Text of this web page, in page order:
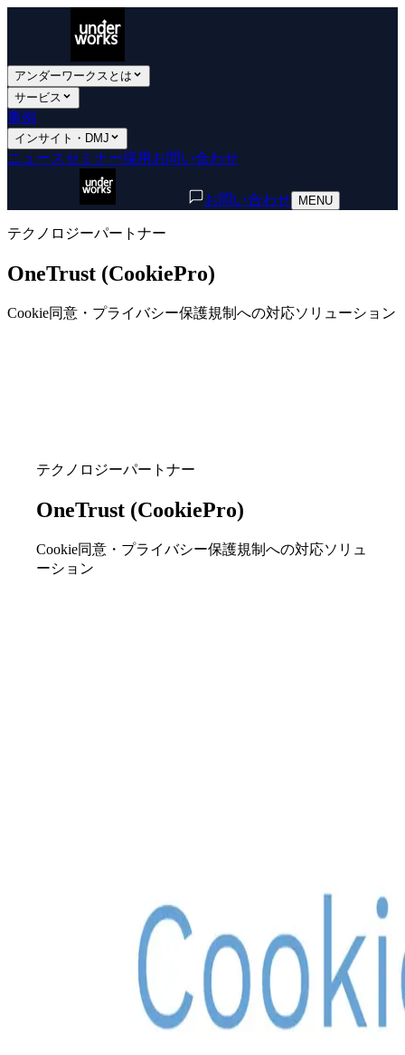
アンダーワークスとは
サービス
事例
インサイト・DMJ
ニュース セミナー採用 お問い合わせ
お問い合わせ MENU
テクノロジーパートナー
OneTrust (CookiePro)
Cookie同意・プライバシー保護規制への対応ソリューション
テクノロジーパートナー
OneTrust (CookiePro)
Cookie同意・プライバシー保護規制への対応ソリュ
ーション